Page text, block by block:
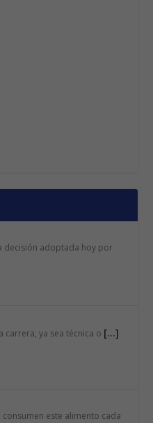
decisión adoptada hoy por
carrera, ya sea técnica o […]
consumen este alimento cada